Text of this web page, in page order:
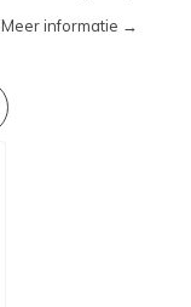
Meer informatie →